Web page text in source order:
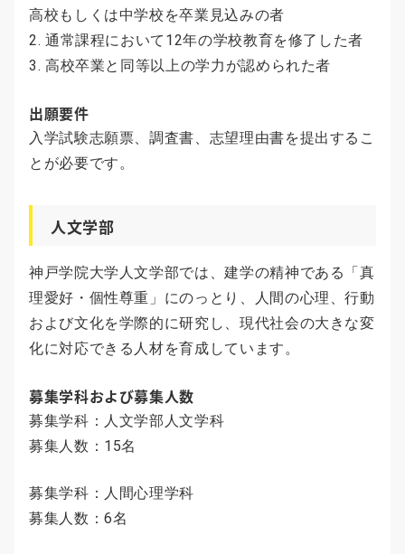
高校もしくは中学校を卒業見込みの者
2. 通常課程において12年の学校教育を修了した者
3. 高校卒業と同等以上の学力が認められた者
出願要件
入学試験志願票、調査書、志望理由書を提出するこ
とが必要です。
人文学部
神戸学院大学人文学部では、建学の精神である「真
理愛好・個性尊重」にのっとり、人間の心理、行動
および文化を学際的に研究し、現代社会の大きな変
化に対応できる人材を育成しています。
募集学科および募集人数
募集学科：人文学部人文学科
募集人数：15名
募集学科：人間心理学科
募集人数：6名